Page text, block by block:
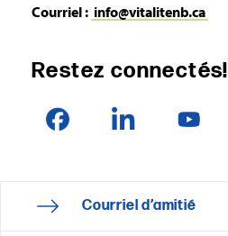
Courriel : info@vitalitenb.ca
Restez connectés!
Courriel d’amitié